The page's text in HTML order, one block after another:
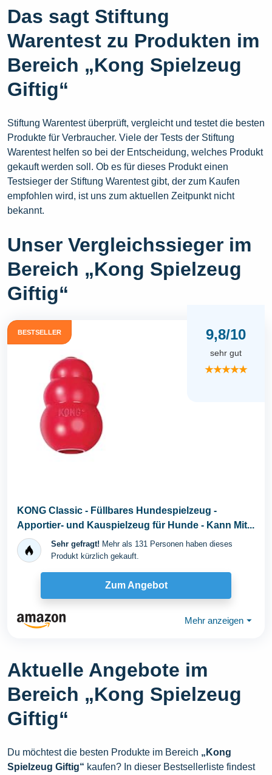
Das sagt Stiftung
Warentest zu Produkten im
Bereich „Kong Spielzeug
Giftig“
Stiftung Warentest überprüft, vergleicht und testet die besten
Produkte für Verbraucher. Viele der Tests der Stiftung
Warentest helfen so bei der Entscheidung, welches Produkt
gekauft werden soll. Ob es für dieses Produkt einen
Testsieger der Stiftung Warentest gibt, der zum Kaufen
empfohlen wird, ist uns zum aktuellen Zeitpunkt nicht
bekannt.
Unser Vergleichssieger im
Bereich „Kong Spielzeug
Giftig“
BESTSELLER 9,8/10
sehr gut
★★★★★
KONG Classic - Füllbares Hundespielzeug -
Apportier- und Kauspielzeug für Hunde - Kann Mit...
Sehr gefragt! Mehr als 131 Personen haben dieses
Produkt kürzlich gekauft.
Zum Angebot
Mehr anzeigen ⏷
Aktuelle Angebote im
Bereich „Kong Spielzeug
Giftig“
Du möchtest die besten Produkte im Bereich „Kong
Spielzeug Giftig“ kaufen? In dieser Bestsellerliste findest